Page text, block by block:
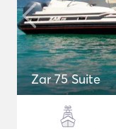
Zar 75 Suite